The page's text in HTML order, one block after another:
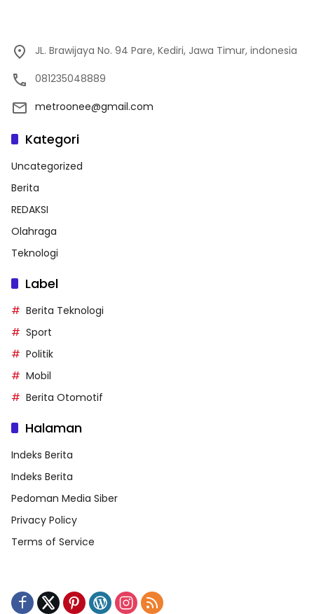
JL. Brawijaya No. 94 Pare, Kediri, Jawa Timur, indonesia
081235048889
metroonee@gmail.com
Kategori
Uncategorized
Berita
REDAKSI
Olahraga
Teknologi
Label
Berita Teknologi
Sport
Politik
Mobil
Berita Otomotif
Halaman
Indeks Berita
Indeks Berita
Pedoman Media Siber
Privacy Policy
Terms of Service